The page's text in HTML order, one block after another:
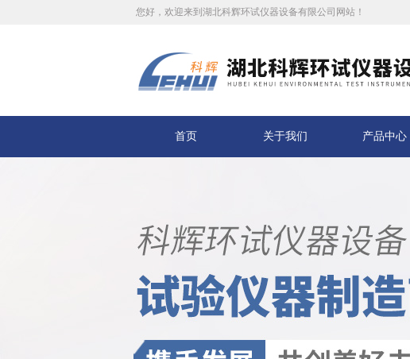
您好，欢迎来到湖北科辉环试仪器设备有限公司网站！
首页 关于我们 产品中心